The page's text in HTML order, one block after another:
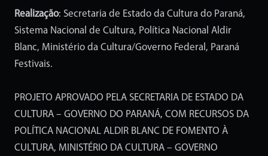
Realização: Secretaria de Estado da Cultura do Paraná,
Sistema Nacional de Cultura, Política Nacional Aldir
Blanc, Ministério da Cultura/Governo Federal, Paraná
Festivais.
PROJETO APROVADO PELA SECRETARIA DE ESTADO DA
CULTURA – GOVERNO DO PARANÁ, COM RECURSOS DA
POLÍTICA NACIONAL ALDIR BLANC DE FOMENTO À
CULTURA, MINISTÉRIO DA CULTURA – GOVERNO